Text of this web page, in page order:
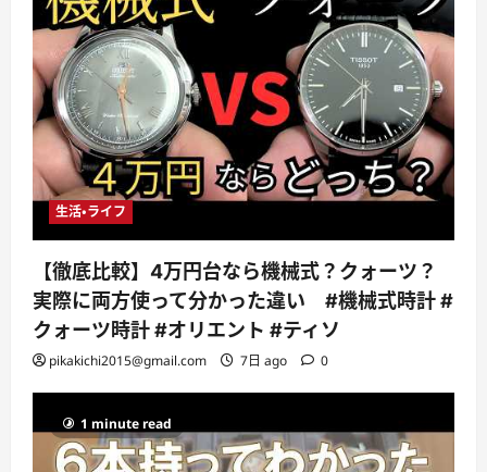
生活・ライフ
【徹底比較】4万円台なら機械式？クォーツ？
実際に両方使って分かった違い #機械式時計 #
クォーツ時計 #オリエント #ティソ
pikakichi2015@gmail.com 7日 ago 0
1 minute read